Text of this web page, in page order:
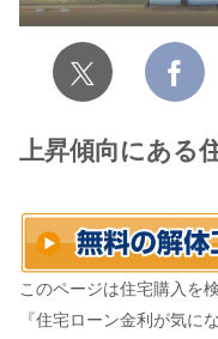
上昇傾向にある
このページは住宅購入を
『住宅ローン金利が気にな